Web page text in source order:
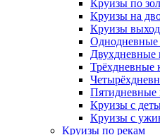
Круизы по
Круизы на
Круизы
Однодневные
Двухдневные
Трёхдневные
Пятидневные
Круизы с
Круизы с
Круизы по рекам